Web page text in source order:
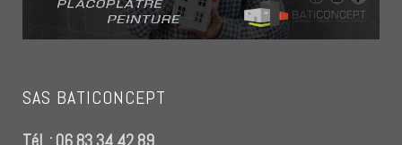
SAS BATICONCEPT